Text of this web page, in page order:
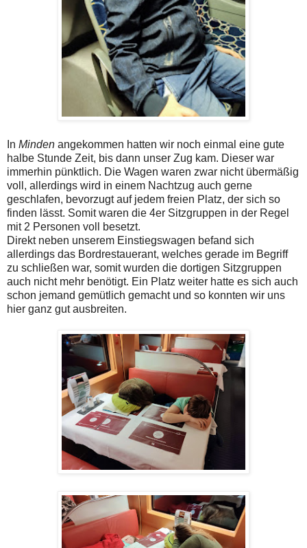
In Minden angekommen hatten wir noch einmal eine gute
halbe Stunde Zeit, bis dann unser Zug kam. Dieser war
immerhin pünktlich. Die Wagen waren zwar nicht übermäßig
voll, allerdings wird in einem Nachtzug auch gerne
geschlafen, bevorzugt auf jedem freien Platz, der sich so
finden lässt. Somit waren die 4er Sitzgruppen in der Regel
mit 2 Personen voll besetzt.
Direkt neben unserem Einstiegswagen befand sich
allerdings das Bordrestauerant, welches gerade im Begriff
zu schließen war, somit wurden die dortigen Sitzgruppen
auch nicht mehr benötigt. Ein Platz weiter hatte es sich auch
schon jemand gemütlich gemacht und so konnten wir uns
hier ganz gut ausbreiten.